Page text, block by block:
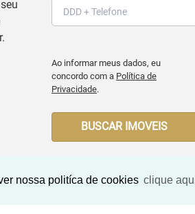
nossa politíca de cookies clique
Ao informar meus dados, eu
concordo com a Política de
Privacidade.
BUSCAR IMOVEIS